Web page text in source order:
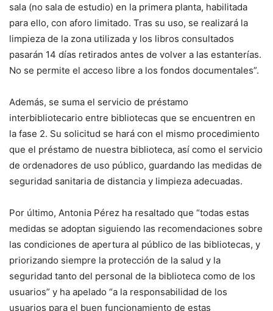
sala (no sala de estudio) en la primera planta, habilitada
para ello, con aforo limitado. Tras su uso, se realizará la
limpieza de la zona utilizada y los libros consultados
pasarán 14 días retirados antes de volver a las estanterías.
No se permite el acceso libre a los fondos documentales”.
Además, se suma el servicio de préstamo
interbibliotecario entre bibliotecas que se encuentren en
la fase 2. Su solicitud se hará con el mismo procedimiento
que el préstamo de nuestra biblioteca, así como el servicio
de ordenadores de uso público, guardando las medidas de
seguridad sanitaria de distancia y limpieza adecuadas.
Por último, Antonia Pérez ha resaltado que “todas estas
medidas se adoptan siguiendo las recomendaciones sobre
las condiciones de apertura al público de las bibliotecas, y
priorizando siempre la protección de la salud y la
seguridad tanto del personal de la biblioteca como de los
usuarios” y ha apelado “a la responsabilidad de los
usuarios para el buen funcionamiento de estas